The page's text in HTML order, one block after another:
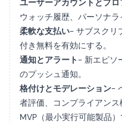
ユーザーアカウントとプロ
ウォッチ履歴、パーソナラ
柔軟な支払い- サブスクリ
付き無料を有効にする。
通知とアラート- 新エピソ
のプッシュ通知。
格付けとモデレーション-
者評価、コンプライアンス
MVP（最小実行可能製品